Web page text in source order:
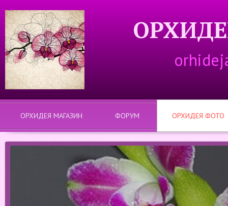
ОРХИДЕЯ МАГАЗИН ФОРУМ ОРХИДЕЯ ФОТО